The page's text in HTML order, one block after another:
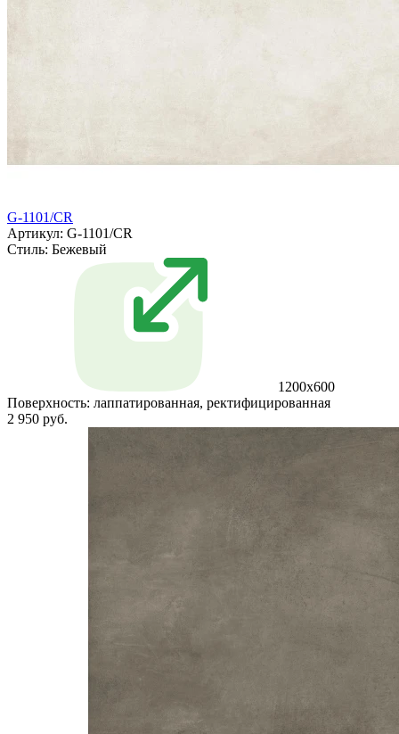
G-1101/CR
Артикул: G-1101/CR
Стиль: Бежевый
1200x600
Поверхность: лаппатированная, ректифицированная
2 950 руб.